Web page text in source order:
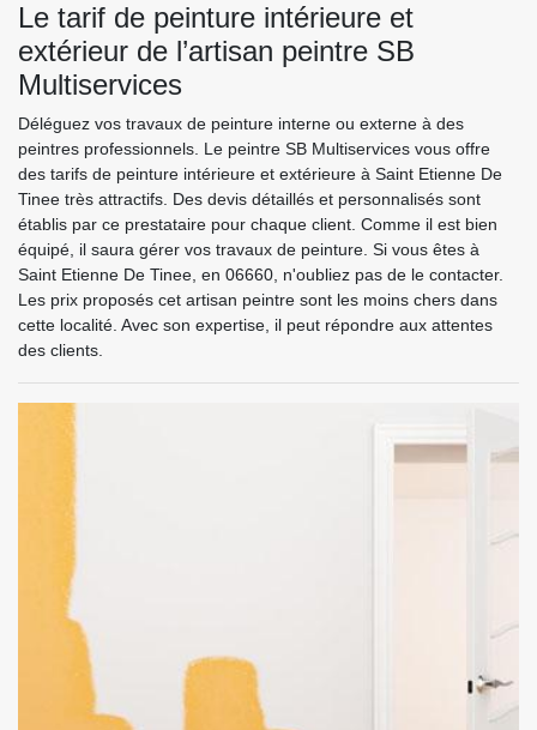
Le tarif de peinture intérieure et
extérieur de l’artisan peintre SB
Multiservices
Déléguez vos travaux de peinture interne ou externe à des
peintres professionnels. Le peintre SB Multiservices vous offre
des tarifs de peinture intérieure et extérieure à Saint Etienne De
Tinee très attractifs. Des devis détaillés et personnalisés sont
établis par ce prestataire pour chaque client. Comme il est bien
équipé, il saura gérer vos travaux de peinture. Si vous êtes à
Saint Etienne De Tinee, en 06660, n'oubliez pas de le contacter.
Les prix proposés cet artisan peintre sont les moins chers dans
cette localité. Avec son expertise, il peut répondre aux attentes
des clients.